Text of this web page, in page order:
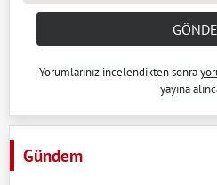
Yorumlarınız incelendikten sonra
yayına
Gündem